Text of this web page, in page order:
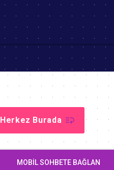
Herkez Burada
MOBIL SOHBETE BAĞLAN